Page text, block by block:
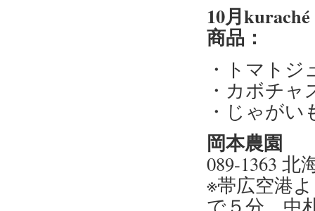
10月
商品：
・トマト
・カボチ
・じゃが
岡本農園
089-1363 北
※帯広空港
で５分、中